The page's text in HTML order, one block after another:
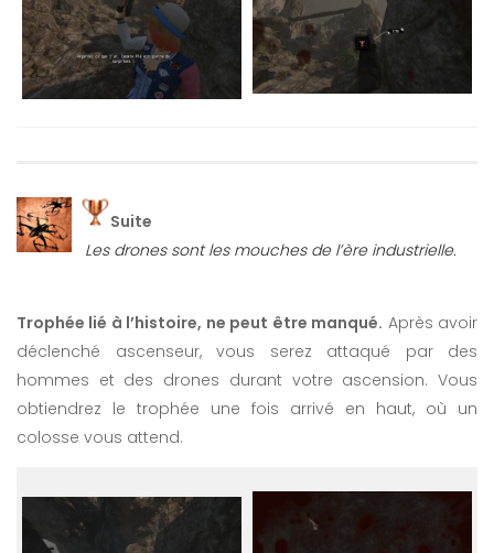
Suite
Les drones sont les mouches de l’ère industrielle.
Trophée lié à l’histoire, ne peut être manqué. Après avoir
déclenché ascenseur, vous serez attaqué par des
hommes et des drones durant votre ascension. Vous
obtiendrez le trophée une fois arrivé en haut, où un
colosse vous attend.